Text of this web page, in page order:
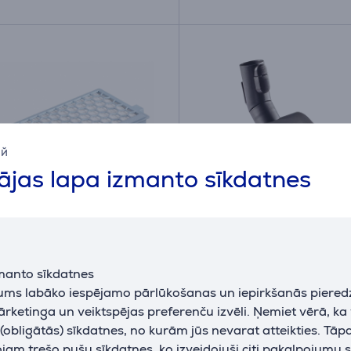
lapa izmanto sīkdatnes
sīkdatnes
labāko iespējamo pārlūkošanas un iepirkšanās
un veiktspējas preferenču izvēli. Ņemiet vērā,
sīkdatnes, no kurām jūs nevarat atteikties.
sūcējiem
STB305-3
Ir noliktavā
Cena: